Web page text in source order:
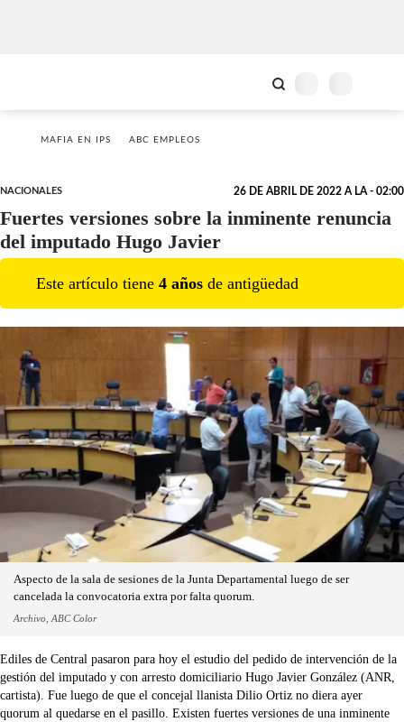
MAFIA EN IPS ABC EMPLEOS
NACIONALES 26 DE ABRIL DE 2022 A LA - 02:00
Fuertes versiones sobre la inminente renuncia
del imputado Hugo Javier
Este artículo tiene 4 años de antigüedad
Aspecto de la sala de sesiones de la Junta Departamental luego de ser
cancelada la convocatoria extra por falta quorum.
Archivo, ABC Color
Ediles de Central pasaron para hoy el estudio del pedido de intervención de la
gestión del imputado y con arresto domiciliario Hugo Javier González (ANR,
cartista). Fue luego de que el concejal llanista Dilio Ortiz no diera ayer
quorum al quedarse en el pasillo. Existen fuertes versiones de una inminente